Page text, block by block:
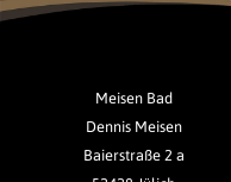
Meisen Bad
Dennis Meisen
Baierstraße 2 a